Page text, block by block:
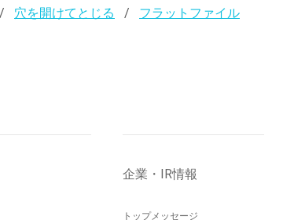
穴を開けてとじる フラットファイル
企業・IR情報
トップメッセージ